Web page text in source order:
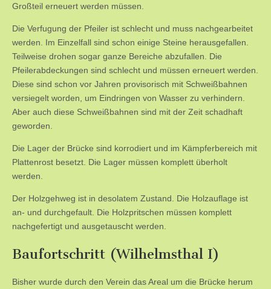
Großteil erneuert werden müssen.
Die Verfugung der Pfeiler ist schlecht und muss nachgearbeitet
werden. Im Einzelfall sind schon einige Steine herausgefallen.
Teilweise drohen sogar ganze Bereiche abzufallen. Die
Pfeilerabdeckungen sind schlecht und müssen erneuert werden.
Diese sind schon vor Jahren provisorisch mit Schweißbahnen
versiegelt worden, um Eindringen von Wasser zu verhindern.
Aber auch diese Schweißbahnen sind mit der Zeit schadhaft
geworden.
Die Lager der Brücke sind korrodiert und im Kämpferbereich mit
Plattenrost besetzt. Die Lager müssen komplett überholt
werden.
Der Holzgehweg ist in desolatem Zustand. Die Holzauflage ist
an- und durchgefault. Die Holzpritschen müssen komplett
nachgefertigt und ausgetauscht werden.
Baufortschritt (Wilhelmsthal I)
Bisher wurde durch den Verein das Areal um die Brücke herum